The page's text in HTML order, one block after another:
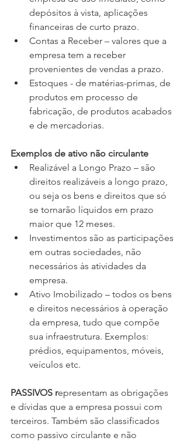
depósitos à vista, aplicações
financeiras de curto prazo.
Contas a Receber – valores que a
empresa tem a receber
provenientes de vendas a prazo.
Estoques - de matérias-primas, de
produtos em processo de
fabricação, de produtos acabados
e de mercadorias.
Exemplos de ativo não circulante
Realizável a Longo Prazo – são
direitos realizáveis a longo prazo,
ou seja os bens e direitos que só
se tornarão líquidos em prazo
maior que 12 meses.
Investimentos são as participações
em outras sociedades, não
necessários às atividades da
empresa.
Ativo Imobilizado – todos os bens
e direitos necessários à operação
da empresa, tudo que compõe
sua infraestrutura. Exemplos:
prédios, equipamentos, móveis,
veículos etc.
PASSIVOS representam as obrigações
e dívidas que a empresa possui com
terceiros. Também são classificados
como passivo circulante e não